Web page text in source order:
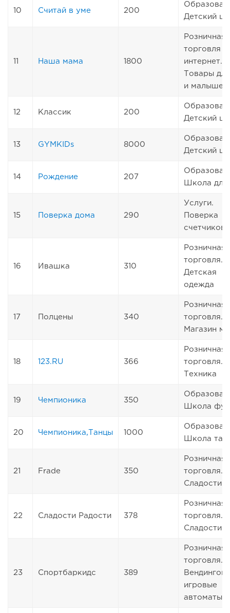
10 Считай в уме 200
Детский
11 Наша мама 1800
Розничная
торговля
интернет.
Товары
и малышей
12 Классик 200
Детский
13 GYMKIDs 8000
Детский
14 Рождение 207
Школа
15 Поверка дома 290
Услуги.
Поверка
счетчиков
16 Ивашка 310
Розничная
торговля.
Детская
одежда
17 Полцены 340
Розничная
торговля.
Магазин
18 123.RU 366
Розничная
торговля.
Техника
19 Чемпионика 350
Школа
20 Чемпионика,Танцы 1000
Школа
21 Frade 350
Розничная
торговля.
Сладости
22 Сладости Радости 378
Розничная
торговля.
Сладости
23 Спортбаркидс 389
Розничная
торговля.
игровые
автоматы